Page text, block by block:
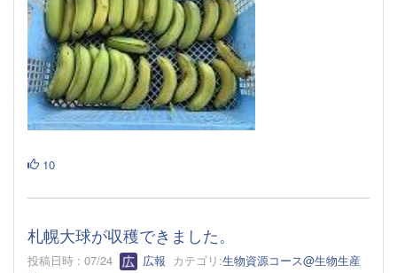
10
札幌大球が収穫できました。
投稿日時 : 07/24 広報 カテゴリ:生物資源コース@生物生産